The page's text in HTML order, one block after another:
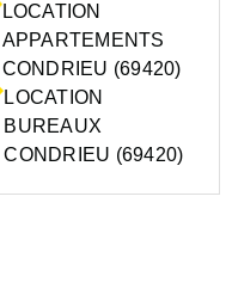
LOCATION
APPARTEMENTS
CONDRIEU (69420)
LOCATION
BUREAUX
CONDRIEU (69420)